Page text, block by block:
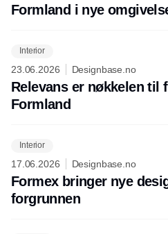
Formland i nye
Interior
23.06.2026 Designbase.no
Relevans er nøkkelen til
Formland
Interior
17.06.2026 Designbase.no
Formex bringer nye
forgrunnen